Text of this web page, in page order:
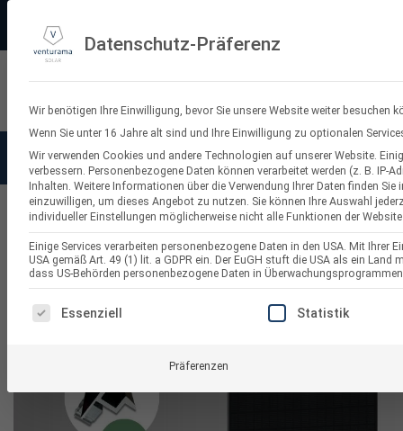
springen
PV-3D-Planungstool
Suchen
Solaranlagen
PV Fassaden-Wandmontage
Datenschutz-Präferenz
Wir benötigen Ihre Einwilligung, bevor Sie unsere Website weiter besuchen
Wenn Sie unter 16 Jahre alt sind und Ihre Einwilligung zu optionalen
Wir verwenden Cookies und andere Technologien auf unserer Website.
verbessern. Personenbezogene Daten können verarbeitet werden (z. B.
Inhalten. Weitere Informationen über die Verwendung Ihrer Daten finden Sie
einzuwilligen, um dieses Angebot zu nutzen. Sie können Ihre Auswahl
individueller Einstellungen möglicherweise nicht alle Funktionen der
Einige Services verarbeiten personenbezogene Daten in den USA. Mit
USA gemäß Art. 49 (1) lit. a GDPR ein. Der EuGH stuft die USA als ein
dass US-Behörden personenbezogene Daten in
ES FOLGT EINE LISTE DER SERVICE-GRUPPEN, FÜR
Essenziell Statistik
Präferenzen